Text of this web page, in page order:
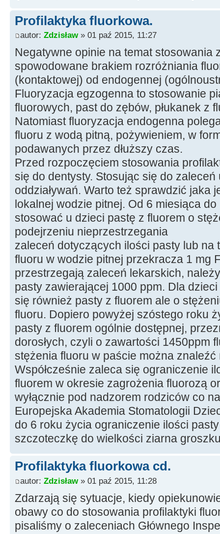
Profilaktyka fluorkowa.
autor: Zdzisław» 01 paź 2015, 11:27
Negatywne opinie na temat stosowania
spowodowane brakiem rozróżniania
(kontaktowej) od endogennej
Fluoryzacja egzogenna to stosowanie
fluorowych, past do zębów, płukanek z
Natomiast fluoryzacja endogenna
fluoru z wodą pitną, pożywieniem, w
podawanych przez dłuższy czas.
Przed rozpoczęciem stosowania
się do dentysty. Stosując się do
oddziaływań. Warto też sprawdzić jaka
lokalnej wodzie pitnej. Od 6 miesiąca
stosować u dzieci pastę z fluorem o
podejrzeniu nieprzestrzegania
zaleceń dotyczących ilości pasty lub na
fluoru w wodzie pitnej przekracza 1 mg
przestrzegają zaleceń lekarskich,
pasty zawierającej 1000 ppm. Dla
się również pasty z fluorem ale o
fluoru. Dopiero powyżej szóstego roku
pasty z fluorem ogólnie dostępnej,
dorosłych, czyli o zawartości 1450ppm
stężenia fluoru w paście można
Współcześnie zaleca się ograniczenie
fluorem w okresie zagrożenia fluorozą
wyłącznie pod nadzorem rodziców co
Europejska Akademia Stomatologii
do 6 roku życia ograniczenie ilości
szczoteczkę do wielkości ziarna
Profilaktyka fluorkowa cd.
autor: Zdzisław» 01 paź 2015, 11:28
Zdarzają się sytuacje, kiedy
obawy co do stosowania profilaktyki
pisaliśmy o zaleceniach Głównego